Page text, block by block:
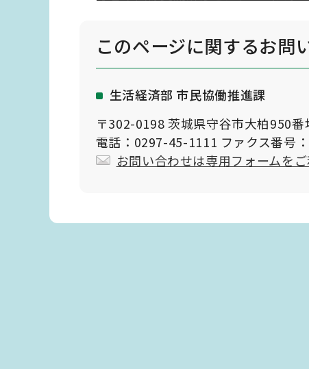
このページに関するお問
生活経済部 市民協働推進課
〒302-0198 茨城県守谷市大柏950番
電話：0297-45-1111 ファクス番号
お問い合わせは専用フォームをご